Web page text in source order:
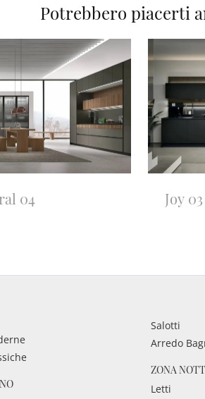
Potrebbero piacerti
04 Joy 03
Salotti
Arredo
ZONA
Letti